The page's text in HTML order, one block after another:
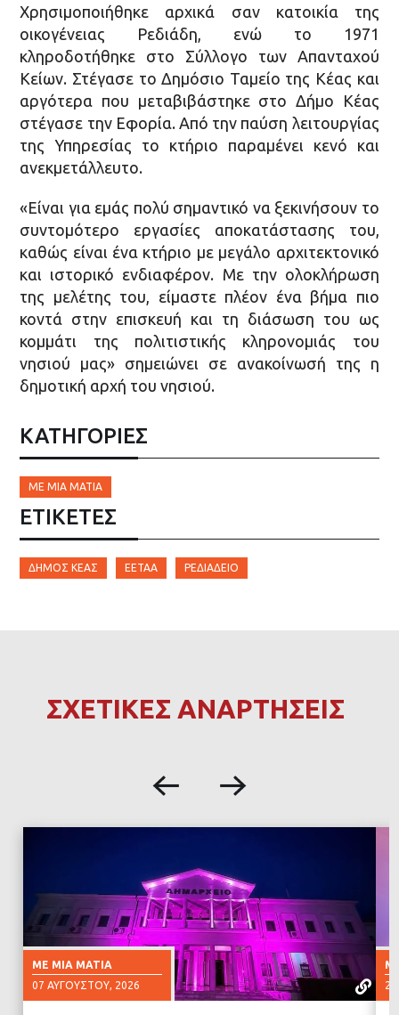
Χρησιμοποιήθηκε αρχικά σαν κατοικία της
οικογένειας Ρεδιάδη, ενώ το 1971
κληροδοτήθηκε στο Σύλλογο των Απανταχού
Κείων. Στέγασε το Δημόσιο Ταμείο της Κέας και
αργότερα που μεταβιβάστηκε στο Δήμο Κέας
στέγασε την Εφορία. Από την παύση λειτουργίας
της Υπηρεσίας το κτήριο παραμένει κενό και
ανεκμετάλλευτο.
«Είναι για εμάς πολύ σημαντικό να ξεκινήσουν το
συντομότερο εργασίες αποκατάστασης του,
καθώς είναι ένα κτήριο με μεγάλο αρχιτεκτονικό
και ιστορικό ενδιαφέρον. Με την ολοκλήρωση
της μελέτης του, είμαστε πλέον ένα βήμα πιο
κοντά στην επισκευή και τη διάσωση του ως
κομμάτι της πολιτιστικής κληρονομιάς του
νησιού μας» σημειώνει σε ανακοίνωσή της η
δημοτική αρχή του νησιού.
ΚΑΤΗΓΟΡΙΕΣ
ΜΕ ΜΙΑ ΜΑΤΙΆ
ΕΤΙΚΈΤΕΣ
ΔΉΜΟΣ ΚΈΑΣ ΕΕΤΑΑ ΡΕΔΙΆΔΕΙΟ
ΣΧΕΤΙΚΕΣ ΑΝΑΡΤΗΣΕΙΣ
ΜΕ ΜΙΑ ΜΑΤΙΆ
07 ΑΥΓΟΎΣΤΟΥ, 2026